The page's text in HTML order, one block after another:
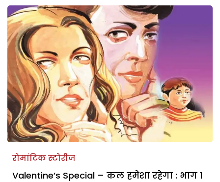
रोमांटिक स्टोरीज
Valentine’s Special – कल हमेशा रहेगा : भाग 1